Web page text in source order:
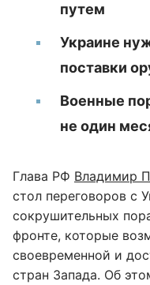
путем
Украине
поставки
Военные
не один
Глава РФ Владимир
стол переговоров с
сокрушительных
фронте, которые
своевременной и
стран Запада. Об